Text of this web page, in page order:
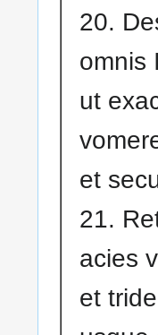
20.
omnis
ut
et
21.
acies
et